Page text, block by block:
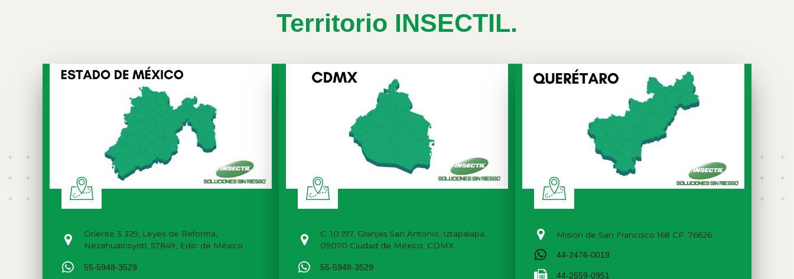
Territorio INSECTIL.
Oriente 3 329, Leyes de Reforma,
Nezahualcoyotl, 57849, Edo. de México
55-5948-3529
C. 10 197, Granjas San Antonio, Iztapalapa,
09070 Ciudad de México, CDMX
55-5948-3529
Misión de San Francisco 168 CP. 76626
44-2476-0019
44-2559-0951